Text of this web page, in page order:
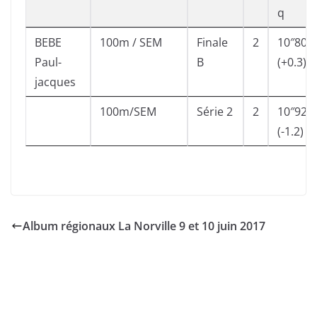
q
BEBE
Paul-
jacques
100m / SEM
Finale
B
2
10″80
(+0.3)
100m/SEM Série 2 2
10″92
(-1.2)
Album régionaux La Norville 9 et 10 juin 2017